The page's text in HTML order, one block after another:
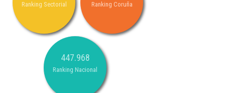
Ranking Sectorial Ranking Coruña
447.968
Ranking Nacional